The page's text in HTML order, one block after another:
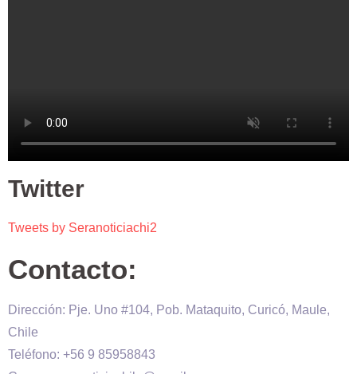
Twitter
Tweets by Seranoticiachi2
Contacto:
Dirección: Pje. Uno #104, Pob. Mataquito, Curicó, Maule,
Chile
Teléfono: +56 9 85958843